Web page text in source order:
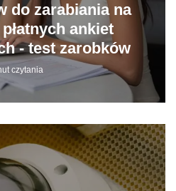
do zarabiania na
ankiet
- test zarobków
czytania